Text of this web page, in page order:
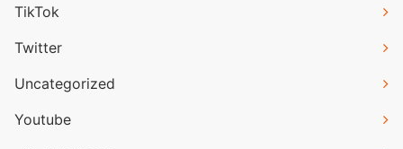
TikTok
Twitter
Uncategorized
Youtube